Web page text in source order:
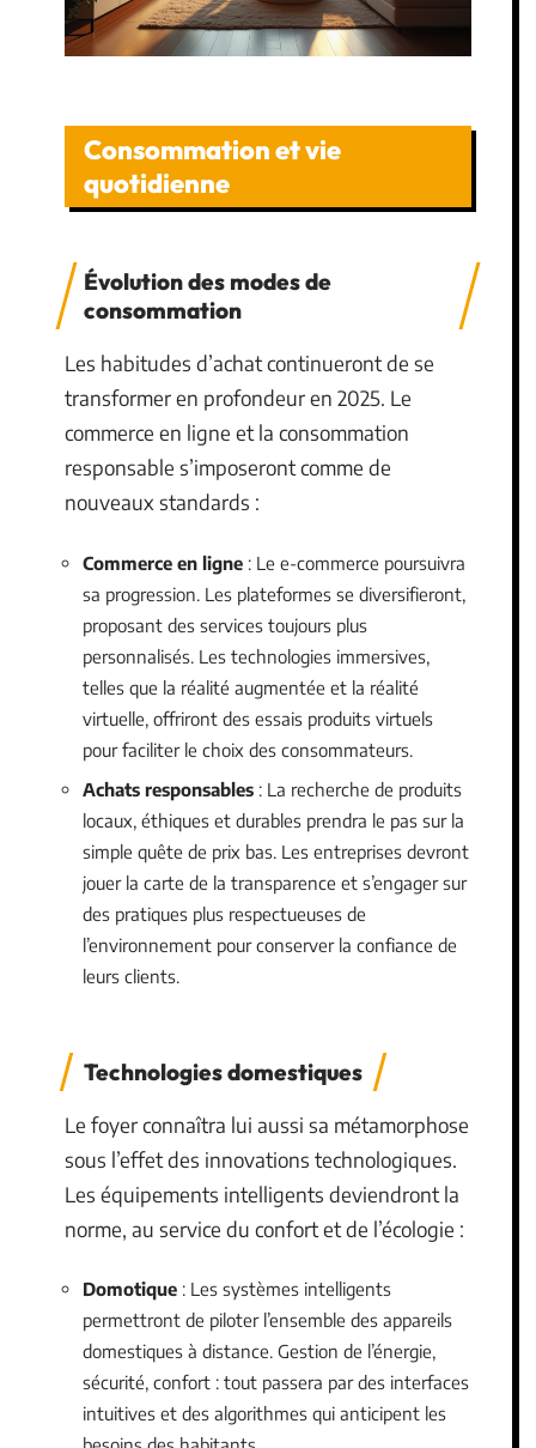
Consommation et vie
quotidienne
Évolution des modes de
consommation
Les habitudes d’achat continueront de se
transformer en profondeur en 2025. Le
commerce en ligne et la consommation
responsable s’imposeront comme de
nouveaux standards :
Commerce en ligne : Le e-commerce poursuivra
sa progression. Les plateformes se diversifieront,
proposant des services toujours plus
personnalisés. Les technologies immersives,
telles que la réalité augmentée et la réalité
virtuelle, offriront des essais produits virtuels
pour faciliter le choix des consommateurs.
Achats responsables : La recherche de produits
locaux, éthiques et durables prendra le pas sur la
simple quête de prix bas. Les entreprises devront
jouer la carte de la transparence et s’engager sur
des pratiques plus respectueuses de
l’environnement pour conserver la confiance de
leurs clients.
Technologies domestiques
Le foyer connaîtra lui aussi sa métamorphose
sous l’effet des innovations technologiques.
Les équipements intelligents deviendront la
norme, au service du confort et de l’écologie :
Domotique : Les systèmes intelligents
permettront de piloter l’ensemble des appareils
domestiques à distance. Gestion de l’énergie,
sécurité, confort : tout passera par des interfaces
intuitives et des algorithmes qui anticipent les